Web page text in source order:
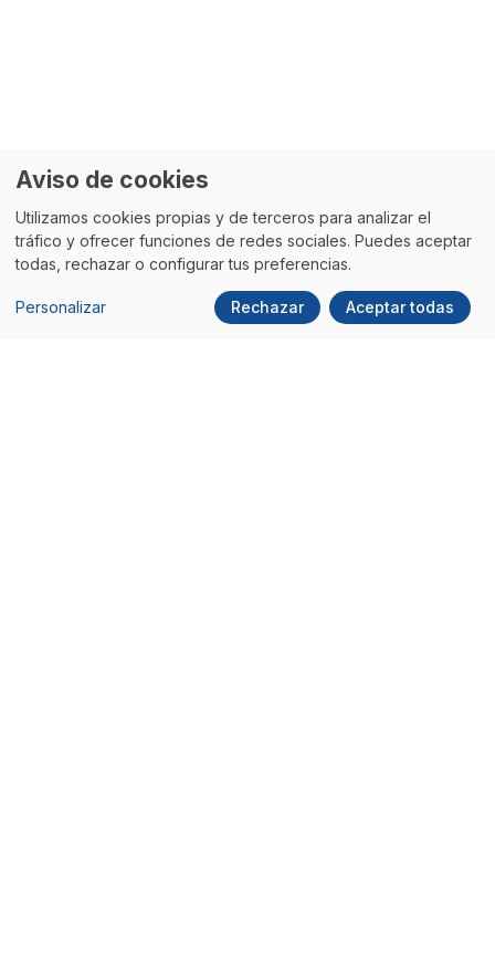
Aviso de cookies
Utilizamos cookies propias y de terceros para analizar el
tráfico y ofrecer funciones de redes sociales. Puedes aceptar
todas, rechazar o configurar tus preferencias.
Personalizar Rechazar Aceptar todas